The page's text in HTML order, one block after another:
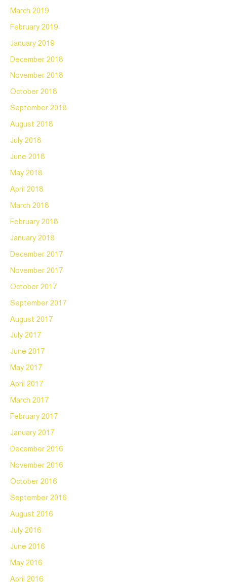
March 2019
February 2019
January 2019
December 2018
November 2018
October 2018
September 2018
August 2018
July 2018
June 2018
May 2018
April 2018
March 2018
February 2018
January 2018
December 2017
November 2017
October 2017
September 2017
August 2017
July 2017
June 2017
May 2017
April 2017
March 2017
February 2017
January 2017
December 2016
November 2016
October 2016
September 2016
August 2016
July 2016
June 2016
May 2016
April 2016